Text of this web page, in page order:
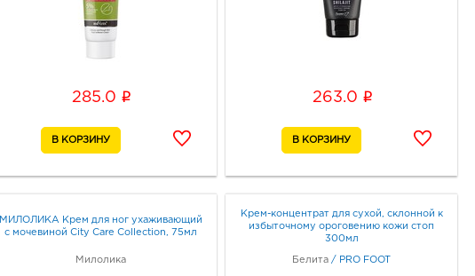
285.0 i 263.0 i
МИЛОЛИКА Крем для ног ухаживающий
с мочевиной City Care Collection, 75мл
Милолика
Крем-концентрат для сухой, склонной к
избыточному ороговению кожи стоп
300мл
Белита / PRO FOOT